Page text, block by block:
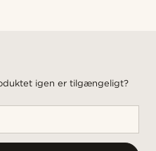
igen er tilgængeligt?